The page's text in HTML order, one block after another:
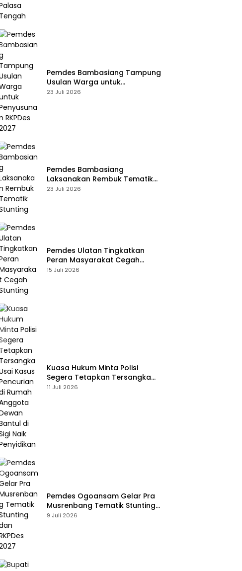
Pemdes Bambasiang Tampung
Usulan Warga untuk
Penyusunan RKPDes 2027
23 Juli 2026
Pemdes Bambasiang
Laksanakan Rembuk Tematik
Stunting
23 Juli 2026
Pemdes Ulatan Tingkatkan
Peran Masyarakat Cegah
Stunting
15 Juli 2026
Kuasa Hukum Minta Polisi
Segera Tetapkan Tersangka
Usai Kasus Pencurian di Rumah
11 Juli 2026
Pemdes Ogoansam Gelar Pra
Musrenbang Tematik Stunting
dan RKPDes 2027
9 Juli 2026